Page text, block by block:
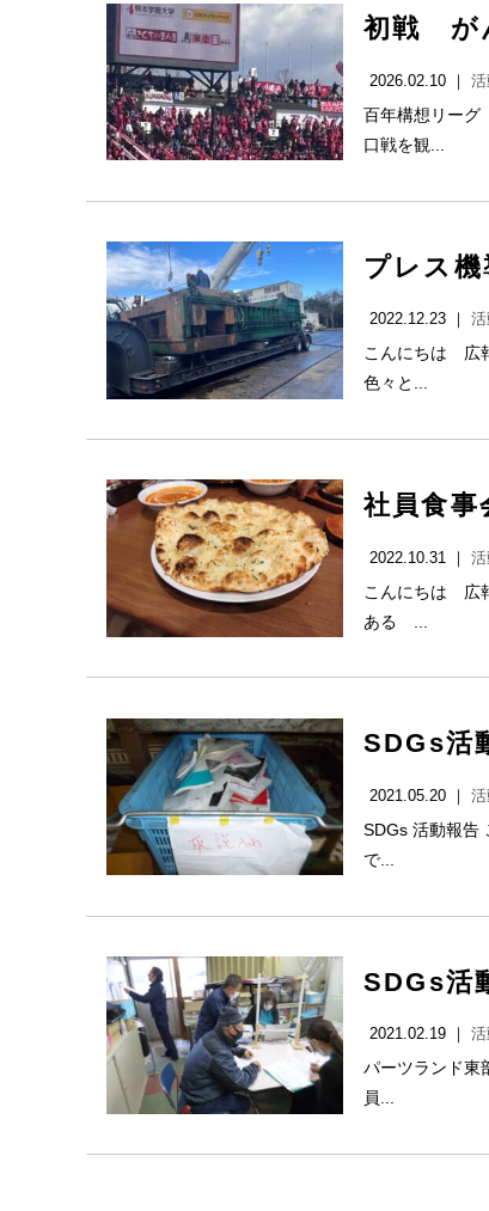
初戦 が
2026.02.10 ｜
百年構想リー
口戦を観...
プレス
2022.12.23 ｜
こんにちは 広
色々と...
社員食
2022.10.31 ｜
こんにちは 広
ある ...
SDGs活
2021.05.20 ｜
SDGs 活動報告
で...
SDGs活
2021.02.19 ｜
パーツランド東
員...